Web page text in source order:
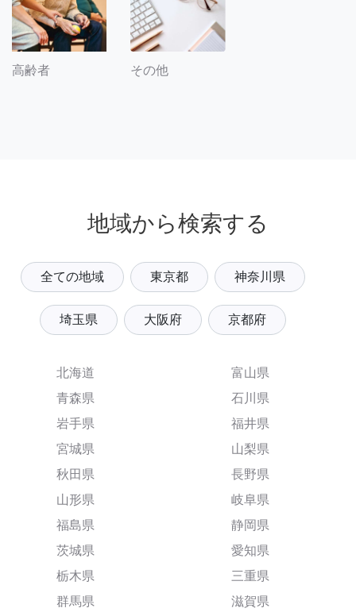
高齢者 その他
地域から検索する
全ての地域 東京都 神奈川県
埼玉県 大阪府 京都府
北海道
青森県
岩手県
宮城県
秋田県
山形県
福島県
茨城県
栃木県
群馬県
富山県
石川県
福井県
山梨県
長野県
岐阜県
静岡県
愛知県
三重県
滋賀県